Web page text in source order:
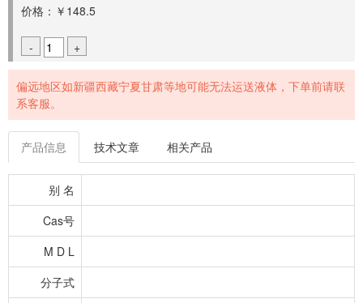
价格：￥148.5
- +
偏远地区如新疆西藏宁夏甘肃等地可能无法运送液体，下单前请联
系客服。
产品信息 技术文章 相关产品
别 名
Cas号
M D L
分子式